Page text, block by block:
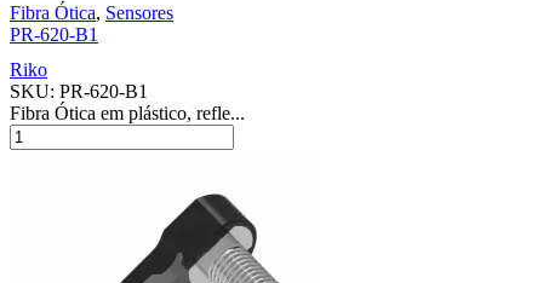
Fibra Ótica, Sensores
PR-620-B1
Riko
SKU: PR-620-B1
Fibra Ótica em plástico, refle...